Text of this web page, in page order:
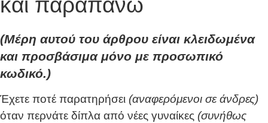
και παραπάνω
(Μέρη αυτού του άρθρου είναι κλειδωμένα
και προσβάσιμα μόνο με προσωπικό
κωδικό.)
Έχετε ποτέ παρατηρήσει (αναφερόμενοι σε άνδρες)
όταν περνάτε δίπλα από νέες γυναίκες (συνήθως